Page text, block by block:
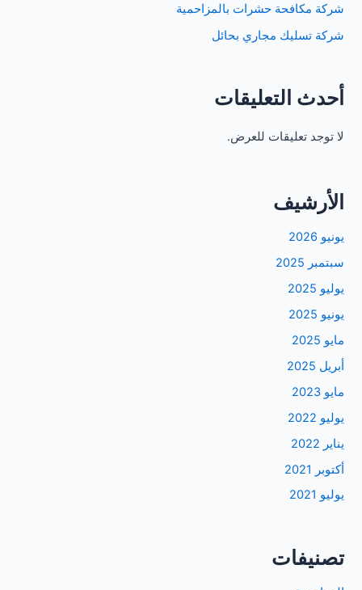
شركة مكافحة حشرات بالمزاحمية
شركة تسليك مجاري بحائل
أحدث التعليقات
لا توجد تعليقات للعرض.
الأرشيف
يونيو 2026
سبتمبر 2025
يوليو 2025
يونيو 2025
مايو 2025
أبريل 2025
مايو 2023
يوليو 2022
يناير 2022
أكتوبر 2021
يوليو 2021
تصنيفات